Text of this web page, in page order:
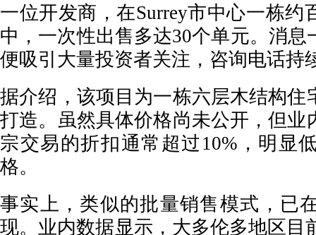
一位开发商，在Surrey市中心一栋约
中，一次性出售多达30个单元。消息
便吸引大量投资者关注，咨询电话持
据介绍，该项目为一栋六层木结构住
打造。虽然具体价格尚未公开，但业
宗交易的折扣通常超过10%，明显
格。
事实上，类似的批量销售模式，已
现。业内数据显示，大多伦多地区目